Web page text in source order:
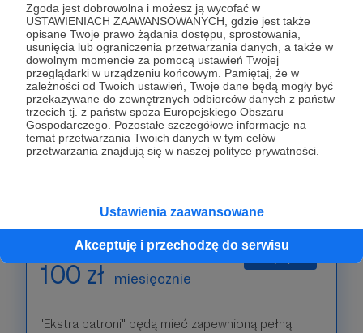
Zgoda jest dobrowolna i możesz ją wycofać w
USTAWIENIACH ZAAWANSOWANYCH, gdzie jest także
opisane Twoje prawo żądania dostępu, sprostowania,
usunięcia lub ograniczenia przetwarzania danych, a także w
dowolnym momencie za pomocą ustawień Twojej
przeglądarki w urządzeniu końcowym. Pamiętaj, że w
zależności od Twoich ustawień, Twoje dane będą mogły być
przekazywane do zewnętrznych odbiorców danych z państw
trzecich tj. z państw spoza Europejskiego Obszaru
Gospodarczego. Pozostałe szczegółowe informacje na
temat przetwarzania Twoich danych w tym celów
przetwarzania znajdują się w naszej polityce prywatności.
Ustawienia zaawansowane
Akceptuję i przechodzę do serwisu
40 zł miesięcznie
Dla hojnych patronów zapewniamy udział w
cyklicznych wydarzeniach organizowanych w
trakcie roku na GSB. Ponadto otrzyma
indywidualne zaproszenie do udziału w otwarciu
schronów. Hej Ku Górom...
100 zł miesięcznie
"Ekstra patroni" będą mieć zapewnioną pełną